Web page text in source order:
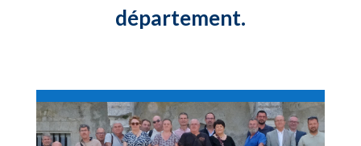
département.